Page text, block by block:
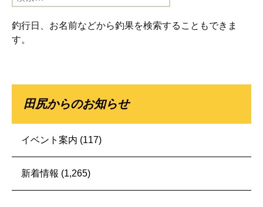
索:
釣行日、お名前などから釣果を検索することもできま
す。
田尻からのお知らせ
イベント案内 (117)
新着情報 (1,265)